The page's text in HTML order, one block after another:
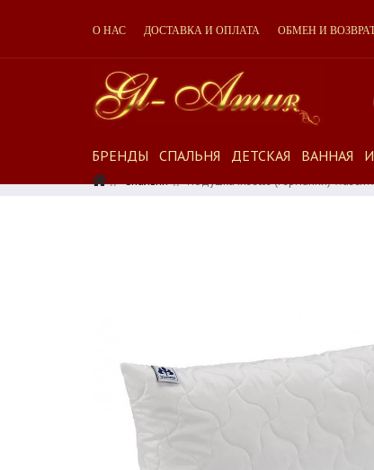
О НАС ДОСТАВКА И ОПЛАТА ОБМЕН И
БРЕНДЫ СПАЛЬНЯ ДЕТСКАЯ ВАННАЯ
Спальня Подушка Irisette (Германия)